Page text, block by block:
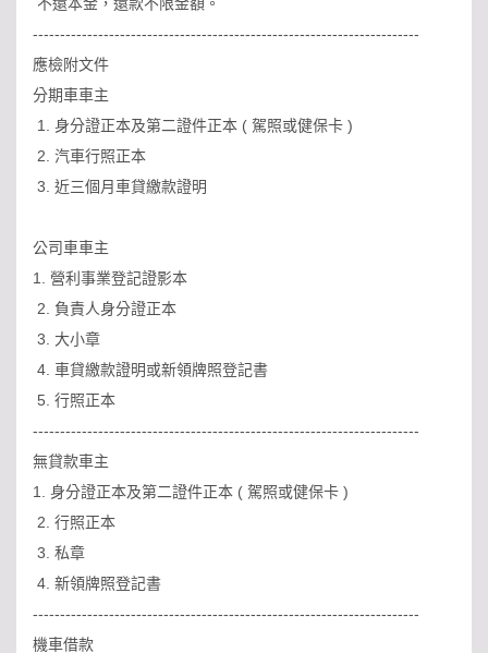
-----------------------------------------------------------------------
應檢附文件
分期車車主
1. 身分證正本及第二證件正本 ( 駕照或健保卡 )
2. 汽車行照正本
3. 近三個月車貸繳款證明
公司車車主
1. 營利事業登記證影本
2. 負責人身分證正本
3. 大小章
4. 車貸繳款證明或新領牌照登記書
5. 行照正本
-----------------------------------------------------------------------
無貸款車主
1. 身分證正本及第二證件正本 ( 駕照或健保卡 )
2. 行照正本
3. 私章
4. 新領牌照登記書
-----------------------------------------------------------------------
機車借款